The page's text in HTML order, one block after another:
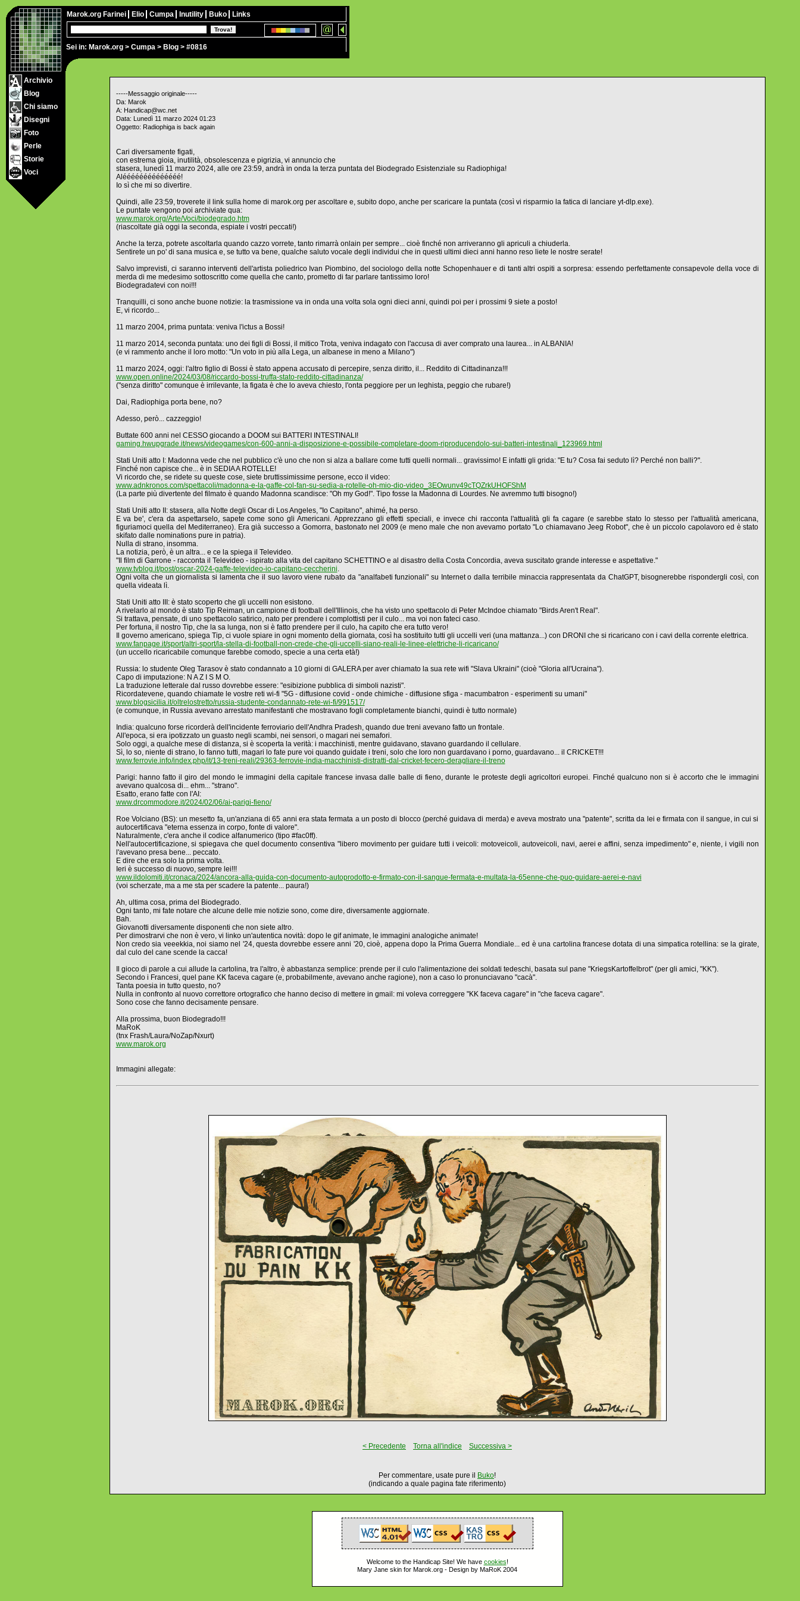
Sei in: Marok.org > Cumpa > Blog > #0816
Marok.org Farinei Elio Cumpa Inutility Buko Links
Archivio
Blog
Chi siamo
Disegni
Foto
Perle
Storie
Voci
-----Messaggio originale-----
Da: Marok
A: Handicap@wc.net
Data: Lunedì 11 marzo 2024 01:23
Oggetto: Radiophiga is back again
Cari diversamente figati,
con estrema gioia, inutilità, obsolescenza e pigrizia, vi annuncio che
stasera, lunedì 11 marzo 2024, alle ore 23:59, andrà in onda la terza puntata del Biodegrado Esistenziale su Radiophiga!
Aléééééééééééééé!
Io sì che mi so divertire.
Quindi, alle 23:59, troverete il link sulla home di marok.org per ascoltare e, subito dopo, anche per scaricare la puntata (così vi risparmio la fatica di lanciare yt-dlp.exe).
Le puntate vengono poi archiviate qua:
www.marok.org/Arte/Voci/biodegrado.htm
(riascoltate già oggi la seconda, espiate i vostri peccati!)
Anche la terza, potrete ascoltarla quando cazzo vorrete, tanto rimarrà onlain per sempre... cioè finché non arriveranno gli apriculi a chiuderla.
Sentirete un po' di sana musica e, se tutto va bene, qualche saluto vocale degli individui che in questi ultimi dieci anni hanno reso liete le nostre serate!
Salvo imprevisti, ci saranno interventi dell'artista poliedrico Ivan Piombino, del sociologo della notte Schopenhauer e di tanti altri ospiti a sorpresa: essendo perfettamente consapevole della voce di
merda di me medesimo sottoscritto come quella che canto, prometto di far parlare tantissimo loro!
Biodegradatevi con noi!!!
Tranquilli, ci sono anche buone notizie: la trasmissione va in onda una volta sola ogni dieci anni, quindi poi per i prossimi 9 siete a posto!
E, vi ricordo...
11 marzo 2004, prima puntata: veniva l'ictus a Bossi!
11 marzo 2014, seconda puntata: uno dei figli di Bossi, il mitico Trota, veniva indagato con l'accusa di aver comprato una laurea... in ALBANIA!
(e vi rammento anche il loro motto: "Un voto in più alla Lega, un albanese in meno a Milano")
11 marzo 2024, oggi: l'altro figlio di Bossi è stato appena accusato di percepire, senza diritto, il... Reddito di Cittadinanza!!!
www.open.online/2024/03/08/riccardo-bossi-truffa-stato-reddito-cittadinanza/
("senza diritto" comunque è irrilevante, la figata è che lo aveva chiesto, l'onta peggiore per un leghista, peggio che rubare!)
Dai, Radiophiga porta bene, no?
Adesso, però... cazzeggio!
Buttate 600 anni nel CESSO giocando a DOOM sui BATTERI INTESTINALI!
gaming.hwupgrade.it/news/videogames/con-600-anni-a-disposizione-e-possibile-completare-doom-riproducendolo-sui-batteri-intestinali_123969.html
Stati Uniti atto I: Madonna vede che nel pubblico c'è uno che non si alza a ballare come tutti quelli normali... gravissimo! E infatti gli grida: "E tu? Cosa fai seduto lì? Perché non balli?".
Finché non capisce che... è in SEDIA A ROTELLE!
Vi ricordo che, se ridete su queste cose, siete bruttissimissime persone, ecco il video:
www.adnkronos.com/spettacoli/madonna-e-la-gaffe-col-fan-su-sedia-a-rotelle-oh-mio-dio-video_3EOwunv49cTQZrkUHOFShM
(La parte più divertente del filmato è quando Madonna scandisce: "Oh my God!". Tipo fosse la Madonna di Lourdes. Ne avremmo tutti bisogno!)
Stati Uniti atto II: stasera, alla Notte degli Oscar di Los Angeles, "Io Capitano", ahimé, ha perso.
E va be', c'era da aspettarselo, sapete come sono gli Americani. Apprezzano gli effetti speciali, e invece chi racconta l'attualità gli fa cagare (e sarebbe stato lo stesso per l'attualità americana,
figuriamoci quella del Mediterraneo). Era già successo a Gomorra, bastonato nel 2009 (e meno male che non avevamo portato "Lo chiamavano Jeeg Robot", che è un piccolo capolavoro ed è stato
skifato dalle nominations pure in patria).
Nulla di strano, insomma.
La notizia, però, è un altra... e ce la spiega il Televideo.
"Il film di Garrone - racconta il Televideo - ispirato alla vita del capitano SCHETTINO e al disastro della Costa Concordia, aveva suscitato grande interesse e aspettative."
www.tvblog.it/post/oscar-2024-gaffe-televideo-io-capitano-ceccherini.
Ogni volta che un giornalista si lamenta che il suo lavoro viene rubato da "analfabeti funzionali" su Internet o dalla terribile minaccia rappresentata da ChatGPT, bisognerebbe rispondergli così, con
quella videata lì.
Stati Uniti atto III: è stato scoperto che gli uccelli non esistono.
A rivelarlo al mondo è stato Tip Reiman, un campione di football dell'Illinois, che ha visto uno spettacolo di Peter McIndoe chiamato "Birds Aren't Real".
Si trattava, pensate, di uno spettacolo satirico, nato per prendere i complottisti per il culo... ma voi non fateci caso.
Per fortuna, il nostro Tip, che la sa lunga, non si è fatto prendere per il culo, ha capito che era tutto vero!
Il governo americano, spiega Tip, ci vuole spiare in ogni momento della giornata, così ha sostituito tutti gli uccelli veri (una mattanza...) con DRONI che si ricaricano con i cavi della corrente elettrica.
www.fanpage.it/sport/altri-sport/la-stella-di-football-non-crede-che-gli-uccelli-siano-reali-le-linee-elettriche-li-ricaricano/
(un uccello ricaricabile comunque farebbe comodo, specie a una certa età!)
Russia: lo studente Oleg Tarasov è stato condannato a 10 giorni di GALERA per aver chiamato la sua rete wifi "Slava Ukraini" (cioè "Gloria all'Ucraina").
Capo di imputazione: N A Z I S M O.
La traduzione letterale dal russo dovrebbe essere: "esibizione pubblica di simboli nazisti".
Ricordatevene, quando chiamate le vostre reti wi-fi "5G - diffusione covid - onde chimiche - diffusione sfiga - macumbatron - esperimenti su umani"
www.blogsicilia.it/oltrelostretto/russia-studente-condannato-rete-wi-fi/991517/
(e comunque, in Russia avevano arrestato manifestanti che mostravano fogli completamente bianchi, quindi è tutto normale)
India: qualcuno forse ricorderà dell'incidente ferroviario dell'Andhra Pradesh, quando due treni avevano fatto un frontale.
All'epoca, si era ipotizzato un guasto negli scambi, nei sensori, o magari nei semafori.
Solo oggi, a qualche mese di distanza, si è scoperta la verità: i macchinisti, mentre guidavano, stavano guardando il cellulare.
Sì, lo so, niente di strano, lo fanno tutti, magari lo fate pure voi quando guidate i treni, solo che loro non guardavano i porno, guardavano... il CRICKET!!!
www.ferrovie.info/index.php/it/13-treni-reali/29363-ferrovie-india-macchinisti-distratti-dal-cricket-fecero-deragliare-il-treno
Parigi: hanno fatto il giro del mondo le immagini della capitale francese invasa dalle balle di fieno, durante le proteste degli agricoltori europei. Finché qualcuno non si è accorto che le immagini
avevano qualcosa di... ehm... "strano".
Esatto, erano fatte con l'AI:
www.drcommodore.it/2024/02/06/ai-parigi-fieno/
Roe Volciano (BS): un mesetto fa, un'anziana di 65 anni era stata fermata a un posto di blocco (perché guidava di merda) e aveva mostrato una "patente", scritta da lei e firmata con il sangue, in cui si
autocertificava "eterna essenza in corpo, fonte di valore".
Naturalmente, c'era anche il codice alfanumerico (tipo #fac0ff).
Nell'autocertificazione, si spiegava che quel documento consentiva "libero movimento per guidare tutti i veicoli: motoveicoli, autoveicoli, navi, aerei e affini, senza impedimento" e, niente, i vigili non
l'avevano presa bene... peccato.
E dire che era solo la prima volta.
Ieri è successo di nuovo, sempre lei!!!
www.ildolomiti.it/cronaca/2024/ancora-alla-guida-con-documento-autoprodotto-e-firmato-con-il-sangue-fermata-e-multata-la-65enne-che-puo-guidare-aerei-e-navi
(voi scherzate, ma a me sta per scadere la patente... paura!)
Ah, ultima cosa, prima del Biodegrado.
Ogni tanto, mi fate notare che alcune delle mie notizie sono, come dire, diversamente aggiornate.
Bah.
Giovanotti diversamente disponenti che non siete altro.
Per dimostrarvi che non è vero, vi linko un'autentica novità: dopo le gif animate, le immagini analogiche animate!
Non credo sia veeekkia, noi siamo nel '24, questa dovrebbe essere anni '20, cioè, appena dopo la Prima Guerra Mondiale... ed è una cartolina francese dotata di una simpatica rotellina: se la girate,
dal culo del cane scende la cacca!
Il gioco di parole a cui allude la cartolina, tra l'altro, è abbastanza semplice: prende per il culo l'alimentazione dei soldati tedeschi, basata sul pane "KriegsKartoffelbrot" (per gli amici, "KK").
Secondo i Francesi, quel pane KK faceva cagare (e, probabilmente, avevano anche ragione), non a caso lo pronunciavano "cacà".
Tanta poesia in tutto questo, no?
Nulla in confronto al nuovo correttore ortografico che hanno deciso di mettere in gmail: mi voleva correggere "KK faceva cagare" in "che faceva cagare".
Sono cose che fanno decisamente pensare.
Alla prossima, buon Biodegrado!!!
MaRoK
(tnx Frash/Laura/NoZap/Nxurt)
www.marok.org
Immagini allegate:
< Precedente Torna all'indice Successiva >
Per commentare, usate pure il Buko!
(indicando a quale pagina fate riferimento)
Welcome to the Handicap Site! We have cookies!
Mary Jane skin for Marok.org - Design by MaRoK 2004